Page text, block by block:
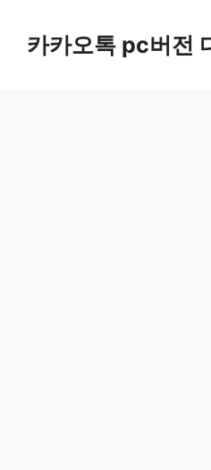
카카오톡 pc버전